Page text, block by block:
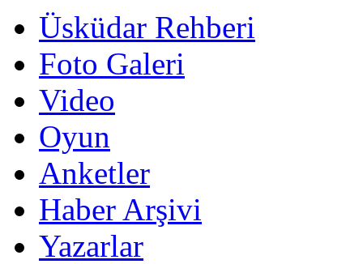
Üsküdar Rehberi
Foto Galeri
Video
Oyun
Anketler
Haber Arşivi
Yazarlar